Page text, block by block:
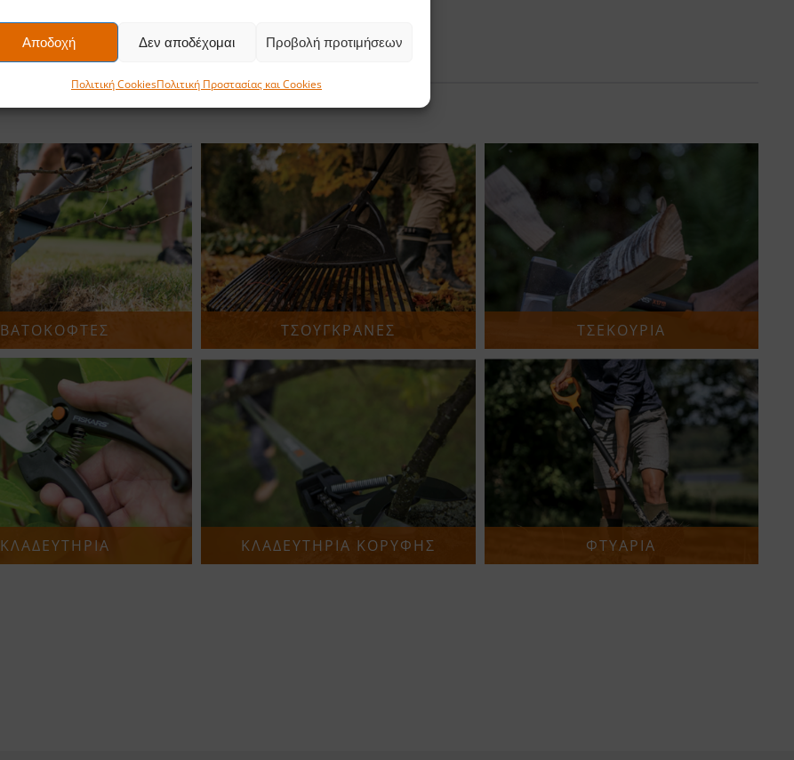
Αποδοχή Δεν αποδέχομαι Προβολή προτιμήσεων
Πολιτική CookiesΠολιτική Προστασίας και Cookies
ΒΑΤΟΚΟΦΤΕΣ ΤΣΟΥΓΚΡΑΝΕΣ ΤΣΕΚΟΥΡΙΑ
ΚΛΑΔΕΥΤΗΡΙΑ ΚΛΑΔΕΥΤΗΡΙΑ ΚΟΡΥΦΗΣ ΦΤΥΑΡΙΑ